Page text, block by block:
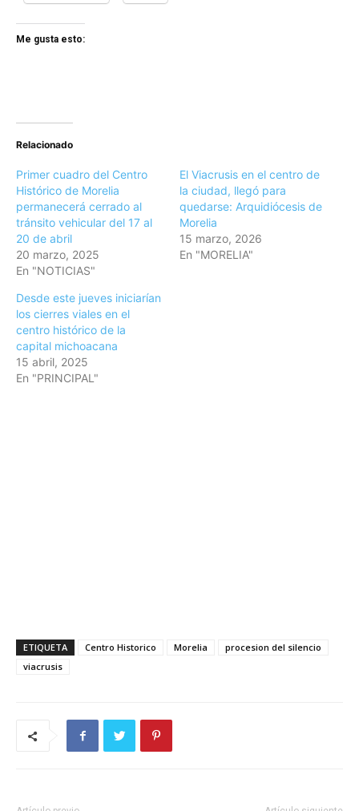
Me gusta esto:
Relacionado
Primer cuadro del Centro
Histórico de Morelia
permanecerá cerrado al
tránsito vehicular del 17 al
20 de abril
20 marzo, 2025
En "NOTICIAS"
El Viacrusis en el centro de
la ciudad, llegó para
quedarse: Arquidiócesis de
Morelia
15 marzo, 2026
En "MORELIA"
Desde este jueves iniciarían
los cierres viales en el
centro histórico de la
capital michoacana
15 abril, 2025
En "PRINCIPAL"
ETIQUETA Centro Historico Morelia
procesion del silencio
viacrusis